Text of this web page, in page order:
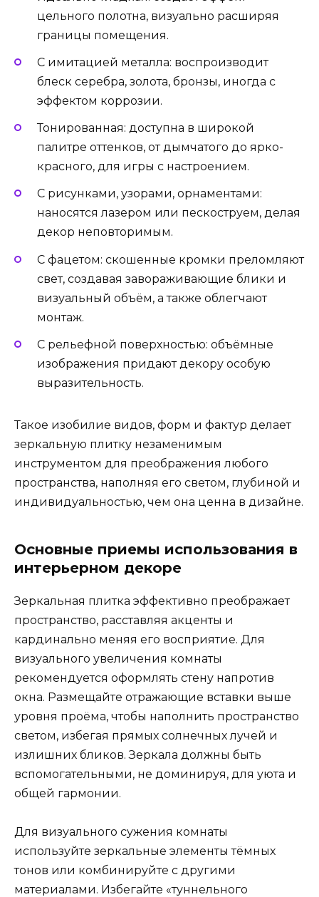
цельного полотна, визуально расширяя
границы помещения.
С имитацией металла: воспроизводит
блеск серебра, золота, бронзы, иногда с
эффектом коррозии.
Тонированная: доступна в широкой
палитре оттенков, от дымчатого до ярко-
красного, для игры с настроением.
С рисунками, узорами, орнаментами:
наносятся лазером или пескоструем, делая
декор неповторимым.
С фацетом: скошенные кромки преломляют
свет, создавая завораживающие блики и
визуальный объём, а также облегчают
монтаж.
С рельефной поверхностью: объёмные
изображения придают декору особую
выразительность.
Такое изобилие видов, форм и фактур делает
зеркальную плитку незаменимым
инструментом для преображения любого
пространства, наполняя его светом, глубиной и
индивидуальностью, чем она ценна в дизайне.
Основные приемы использования в
интерьерном декоре
Зеркальная плитка эффективно преображает
пространство, расставляя акценты и
кардинально меняя его восприятие. Для
визуального увеличения комнаты
рекомендуется оформлять стену напротив
окна. Размещайте отражающие вставки выше
уровня проёма, чтобы наполнить пространство
светом, избегая прямых солнечных лучей и
излишних бликов. Зеркала должны быть
вспомогательными, не доминируя, для уюта и
общей гармонии.
Для визуального сужения комнаты
используйте зеркальные элементы тёмных
тонов или комбинируйте с другими
материалами. Избегайте «туннельного